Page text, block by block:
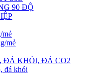
90 ĐỘ
mẻ
mẻ
ĐÁ KHÓI, ĐÁ CO2
đá khói